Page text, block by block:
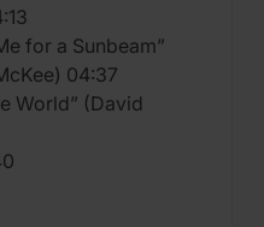
for a Sunbeam”
04:37
World” (David